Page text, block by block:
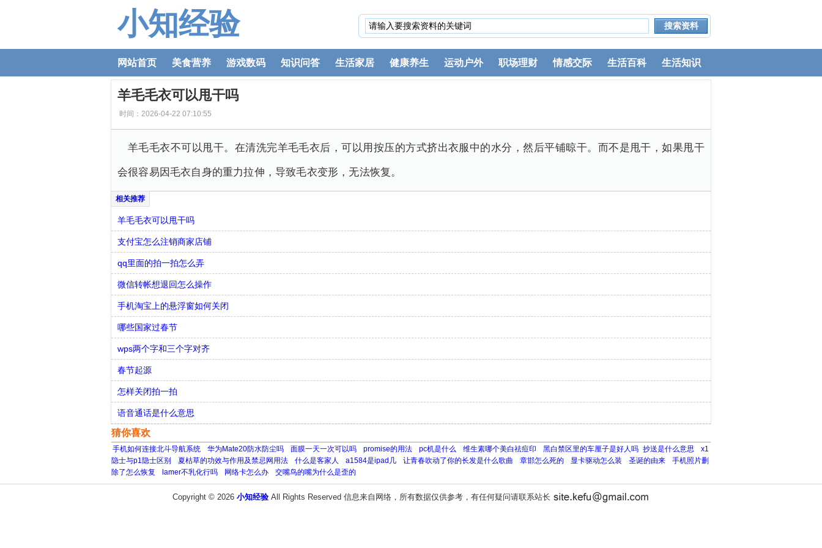
小知经验
网站首页 美食营养 游戏数码 知识问答 生活家居 健康养生 运动户外 职场理财 情感交际 生活百科 生活知识
羊毛毛衣可以甩干吗
时间：2026-04-22 07:10:55
羊毛毛衣不可以甩干。在清洗完羊毛毛衣后，可以用按压的方式挤出衣服中的水分，然后平铺晾干。而不是甩干，如果甩干
会很容易因毛衣自身的重力拉伸，导致毛衣变形，无法恢复。
羊毛毛衣可以甩干吗
支付宝怎么注销商家店铺
qq里面的拍一拍怎么弄
微信转帐想退回怎么操作
手机淘宝上的悬浮窗如何关闭
哪些国家过春节
wps两个字和三个字对齐
春节起源
怎样关闭拍一拍
语音通话是什么意思
猜你喜欢
手机如何连接北斗导航系统 华为Mate20防水防尘吗 面膜一天一次可以吗 promise的用法 pc机是什么 维生素哪个美白祛痘印 黑白禁区里的车厘子是好人吗 ​抄送是什么意思
x1
隐士与p1隐士区别
夏枯草的功效与作用及禁忌网用法 什么是客家人 a1584是ipad几 让青春吹动了你的长发是什么歌曲 章邯怎么死的 显卡驱动怎么装 圣诞的由来
手机照片删
除了怎么恢复
lamer不乳化行吗 网络卡怎么办 交嘴鸟的嘴为什么是歪的
Copyright © 2026 小知经验All Rights Reserved 信息来自网络，所有数据仅供参考，有任何疑问请联系站长